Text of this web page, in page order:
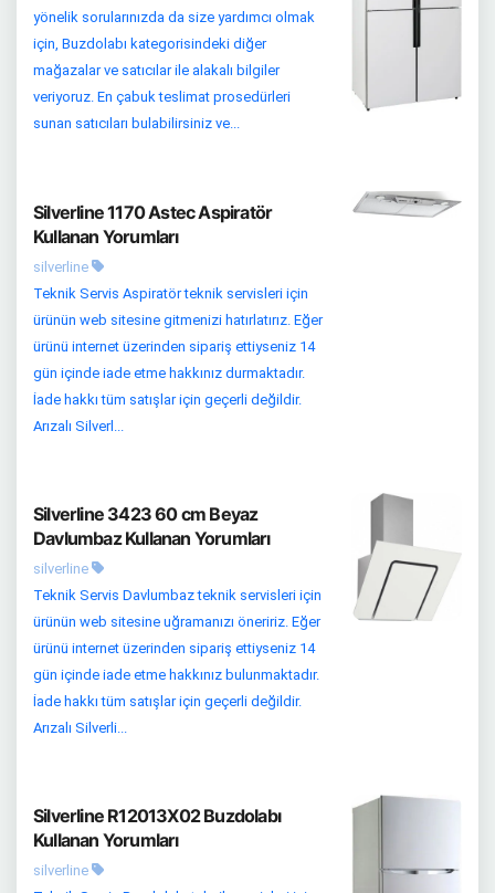
yönelik sorularınızda da size yardımcı olmak
için, Buzdolabı kategorisindeki diğer
mağazalar ve satıcılar ile alakalı bilgiler
veriyoruz. En çabuk teslimat prosedürleri
sunan satıcıları bulabilirsiniz ve...
Silverline 1170 Astec Aspiratör
Kullanan Yorumları
silverline
Teknik Servis Aspiratör teknik servisleri için
ürünün web sitesine gitmenizi hatırlatırız. Eğer
ürünü internet üzerinden sipariş ettiyseniz 14
gün içinde iade etme hakkınız durmaktadır.
İade hakkı tüm satışlar için geçerli değildir.
Arızalı Silverl...
Silverline 3423 60 cm Beyaz
Davlumbaz Kullanan Yorumları
silverline
Teknik Servis Davlumbaz teknik servisleri için
ürünün web sitesine uğramanızı öneririz. Eğer
ürünü internet üzerinden sipariş ettiyseniz 14
gün içinde iade etme hakkınız bulunmaktadır.
İade hakkı tüm satışlar için geçerli değildir.
Arızalı Silverli...
Silverline R12013X02 Buzdolabı
Kullanan Yorumları
silverline